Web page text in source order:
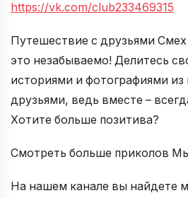
https://vk.com/club233469315
Путешествие с друзьями Смех
это незабываемо! Делитесь
историями и фотографиями из
друзьями, ведь вместе –
Хотите больше позитива?
Смотреть больше приколов
На нашем канале вы найдете